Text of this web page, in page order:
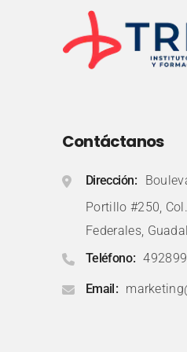
Contáctanos
Dirección
Portillo #250,
Federales,
Teléfono
Email